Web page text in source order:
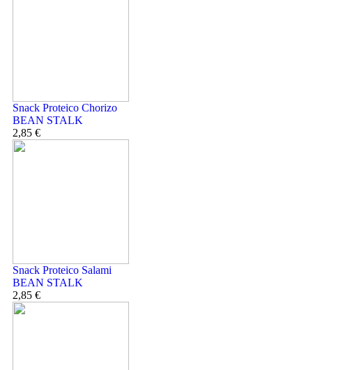
Snack Proteico Chorizo
BEAN STALK
2,85 €
Snack Proteico Salami
BEAN STALK
2,85 €